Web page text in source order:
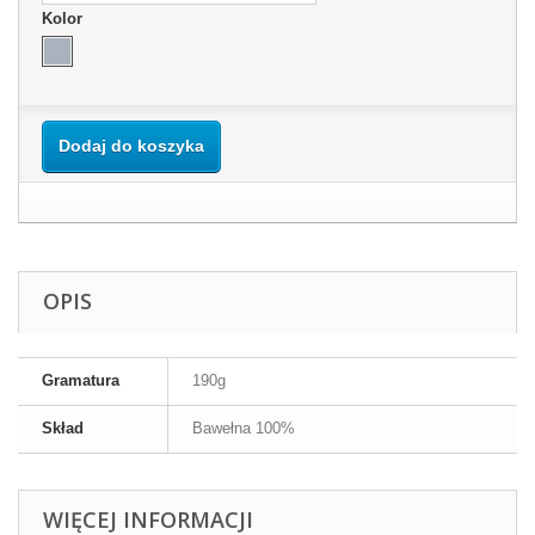
Kolor
Dodaj do koszyka
OPIS
Gramatura 190g
Skład Bawełna 100%
WIĘCEJ INFORMACJI